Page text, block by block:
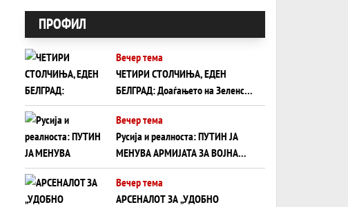
ПРОФИЛ
Вечер тема
ЧЕТИРИ СТОЛЧИЊА, ЕДЕН
БЕЛГРАД: Доаѓањето на Зеленски
ги открива тајните на политиката
на балансирање на Вучиќ
Вечер тема
Русија и реалноста: ПУТИН ЈА
МЕНУВА АРМИЈАТА ЗА ВОЈНА
ШТО ОСТАНУВА БЕЗ ФРОНТ
Вечер тема
АРСЕНАЛОТ ЗА „УДОБНО